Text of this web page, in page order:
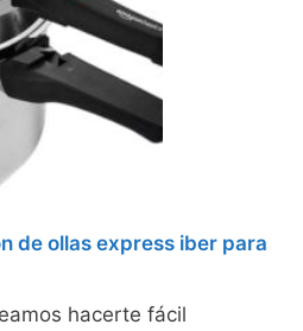
de ollas express iber para
hacerte fácil